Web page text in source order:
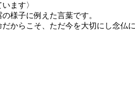
ます〉
様子に例えた言葉です。
からこそ、ただ今を大切にし念